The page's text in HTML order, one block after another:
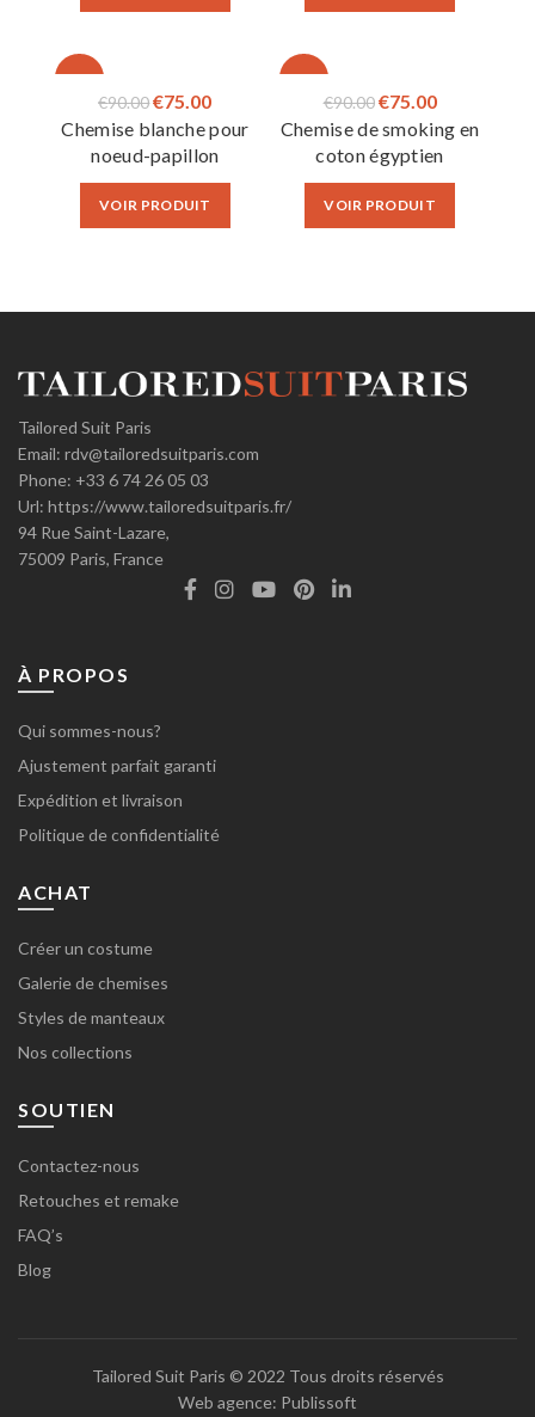
-17%
€90.00Le
prix
initial
était :
€75.00Le
prix
actuel
est :
Chemise blanche pour
noeud-papillon
VOIR PRODUIT
-17%
€90.00 Le
prix
initial
était :
€75.00Le
prix
actuel
est :
Chemise de smoking en
coton égyptien
VOIR PRODUIT
Tailored Suit Paris
Email: rdv@tailoredsuitparis.com
Phone: +33 6 74 26 05 03
Url: https://www.tailoredsuitparis.fr/
94 Rue Saint-Lazare,
75009 Paris, France
À PROPOS
Qui sommes-nous?
Ajustement parfait garanti
Expédition et livraison
Politique de confidentialité
ACHAT
Créer un costume
Galerie de chemises
Styles de manteaux
Nos collections
SOUTIEN
Contactez-nous
Retouches et remake
FAQ’s
Blog
Tailored Suit Paris © 2022 Tous droits réservés
Web agence: Publissoft